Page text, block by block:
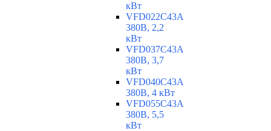
кВт
VFD022C43A
380В, 2,2
кВт
VFD037C43A
380В, 3,7
кВт
VFD040C43A
380В, 4 кВт
VFD055C43A
380В, 5,5
кВт